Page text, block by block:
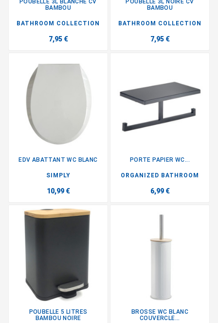
BAMBOU
BATHROOM COLLECTION
7,95 €
BAMBOU
BATHROOM COLLECTION
7,95 €
EDV ABATTANT WC BLANC
SIMPLY
10,99 €
PORTE PAPIER WC...
ORGANIZED BATHROOM
6,99 €
POUBELLE 5 LITRES
BAMBOU NOIRE
BROSSE WC BLANC
COUVERCLE...